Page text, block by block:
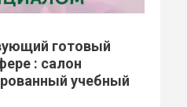
готовый
: салон
учебный